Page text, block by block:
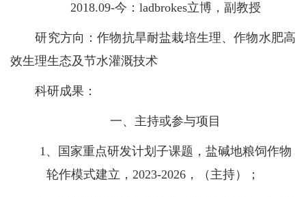
2018.09-今：ladbrokes立博，副教授
研究方向：作物抗旱耐盐栽培生理、作物水肥高
效生理生态及节水灌溉技术
科研成果：
一、主持或参与项目
1、国家重点研发计划子课题，盐碱地粮饲作物
轮作模式建立，2023-2026，（主持）；